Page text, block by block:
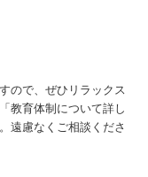
ので、ぜひリラックス
教育体制について詳し
遠慮なくご相談くださ